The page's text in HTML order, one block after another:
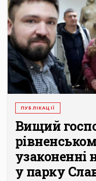
ПУБЛІКАЦІЇ
Вищий
узаконенні
у парку